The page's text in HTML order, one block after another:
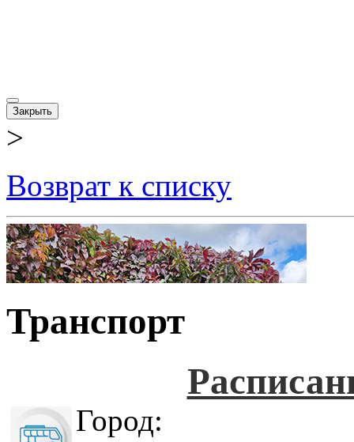
Закрыть
>
Возврат к списку
Транспорт
Город: